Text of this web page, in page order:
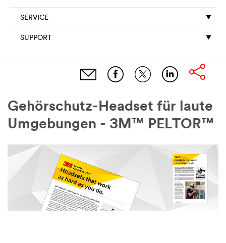
SERVICE
SUPPORT
Gehörschutz-Headset für laute
Umgebungen - 3M™ PELTOR™